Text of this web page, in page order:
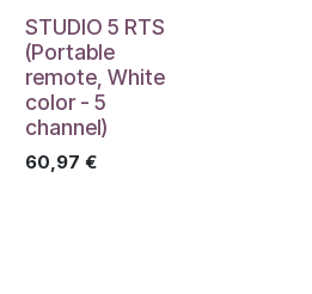
STUDIO 5 RTS
(Portable
remote, White
color - 5
channel)
60,97 €